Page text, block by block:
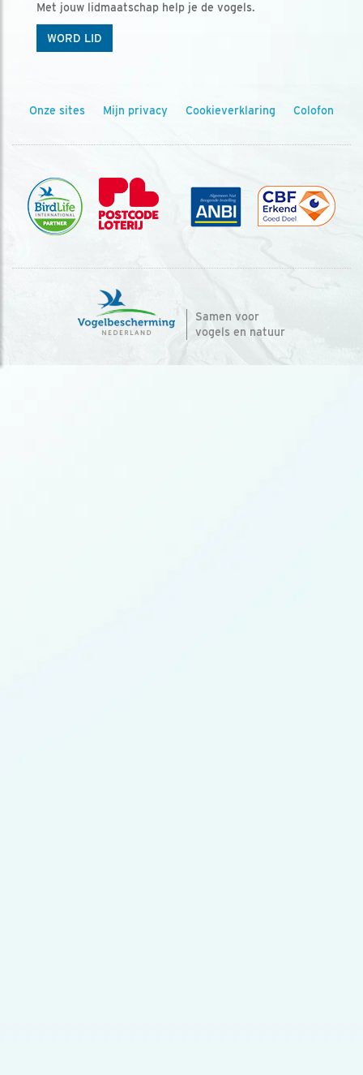
Met jouw lidmaatschap help je de vogels.
WORD LID
Onze sites Mijn privacy Cookieverklaring Colofon
Samen voor
vogels en natuur